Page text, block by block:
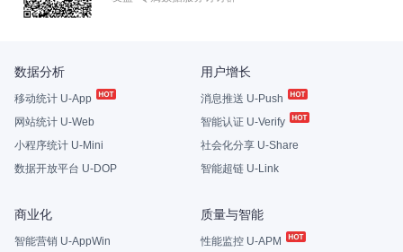
数据分析
移动统计 U-App
网站统计 U-Web
小程序统计 U-Mini
数据开放平台 U-DOP
用户增长
消息推送 U-Push
智能认证 U-Verify
社会化分享 U-Share
智能超链 U-Link
商业化
智能营销 U-AppWin
质量与智能
性能监控 U-APM